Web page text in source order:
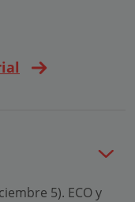
5). ECO y